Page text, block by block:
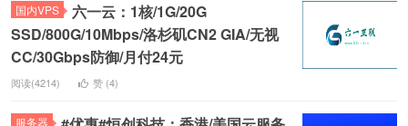
国内VPS
六一云：1核/1G/20G
SSD/800G/10Mbps/洛杉矶CN2 GIA/无视
CC/30Gbps防御/月付24元
阅读(4214) 赞 (4)
服务器